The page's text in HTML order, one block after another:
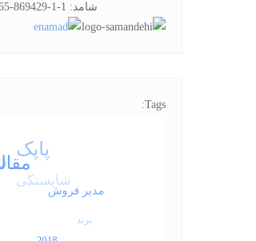
شامد: 1-1-869429-65-0-1
Tags: